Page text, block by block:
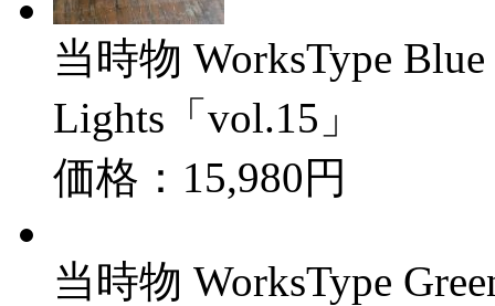
当時物 WorksType
Lights「vol.15」
価格：15,980円
当時物 WorksType